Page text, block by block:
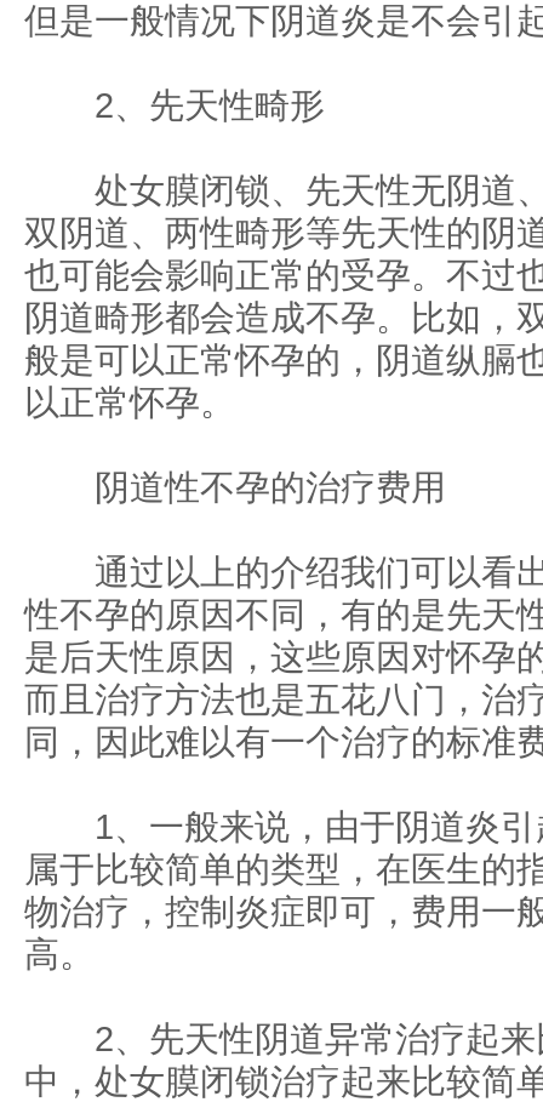
但是一般情况下阴道炎是不会引
2、先天性畸形
处女膜闭锁、先天性无阴道
双阴道、两性畸形等先天性的阴
也可能会影响正常的受孕。不过
阴道畸形都会造成不孕。比如，
般是可以正常怀孕的，阴道纵膈
以正常怀孕。
阴道性不孕的治疗费用
通过以上的介绍我们可以看
性不孕的原因不同，有的是先天
是后天性原因，这些原因对怀孕
而且治疗方法也是五花八门，治
同，因此难以有一个治疗的标准
1、一般来说，由于阴道炎引
属于比较简单的类型，在医生的
物治疗，控制炎症即可，费用一
高。
2、先天性阴道异常治疗起来
中，处女膜闭锁治疗起来比较简